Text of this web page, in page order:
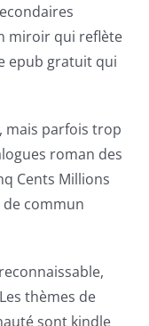
miroir qui reflète
epub gratuit qui
mais parfois trop
roman des
Cents Millions
de commun
thèmes de
sont kindle